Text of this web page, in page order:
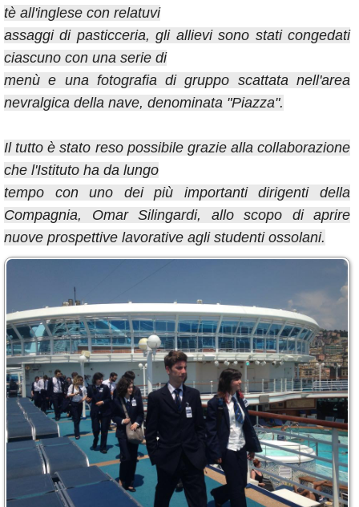
tè all'inglese con relatuvi
assaggi di pasticceria, gli allievi sono stati congedati
ciascuno con una serie di
menù e una fotografia di gruppo scattata nell'area
nevralgica della nave, denominata "Piazza".
Il tutto è stato reso possibile grazie alla collaborazione
che l'Istituto ha da lungo
tempo con uno dei più importanti dirigenti della
Compagnia, Omar Silingardi, allo scopo di aprire
nuove prospettive lavorative agli studenti ossolani.